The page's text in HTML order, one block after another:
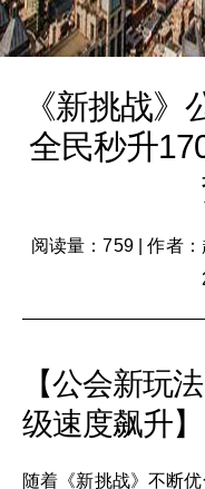
《新挑战》
全民秒升
阅读量：759|作者：
【公会新玩
级速度飙升】
随着《新挑战》不断